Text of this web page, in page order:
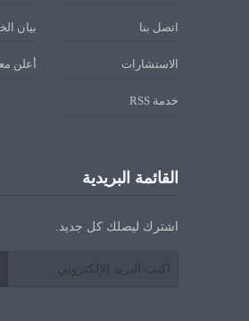
اتصل بنا بيان
الاستشارات أعلن
خدمة RSS
القائمة البريدية
اشترك ليصلك كل جديد.